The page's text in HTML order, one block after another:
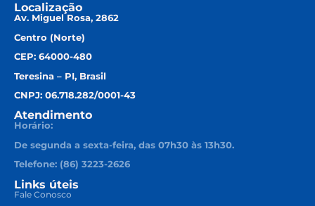
Localização
Av. Miguel Rosa, 2862
Centro (Norte)
CEP: 64000-480
Teresina – PI, Brasil
CNPJ: 06.718.282/0001-43
Atendimento
Horário:
De segunda a sexta-feira, das 07h30 às 13h30.
Telefone: (86) 3223-2626
Links úteis
Fale Conosco